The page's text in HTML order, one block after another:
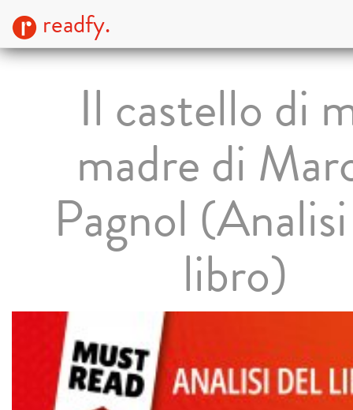
readfy.
Il castello di
madre di
Pagnol
libro)